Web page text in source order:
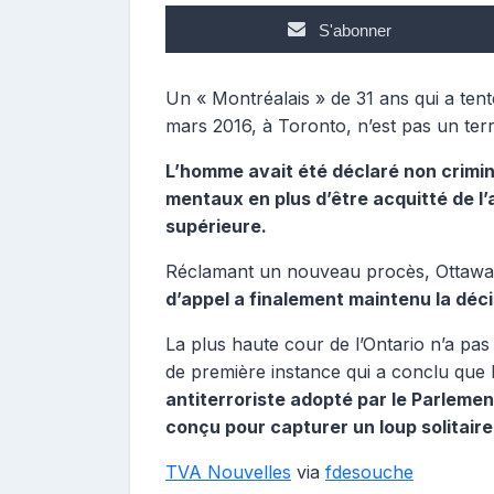
S'abonner
Un « Montréalais » de 31 ans qui a
mars 2016, à Toronto, n’est pas un
L’homme avait été déclaré non
mentaux en plus d’être acquitté de
supérieure.
Réclamant un nouveau procès,
d’appel a finalement maintenu la
La plus haute cour de l’Ontario n’a
de première instance qui a conclu que
antiterroriste adopté par le
conçu pour capturer un loup solitaire
TVA Nouvelles via fdesouche